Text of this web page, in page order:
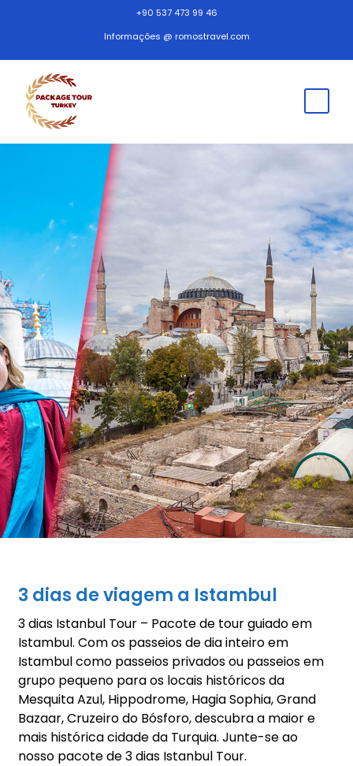
+90 537 473 99 46
Informações @ romostravel.com
3 dias de viagem a Istambul
3 dias Istanbul Tour – Pacote de tour guiado em
Istambul. Com os passeios de dia inteiro em
Istambul como passeios privados ou passeios em
grupo pequeno para os locais históricos da
Mesquita Azul, Hippodrome, Hagia Sophia, Grand
Bazaar, Cruzeiro do Bósforo, descubra a maior e
mais histórica cidade da Turquia. Junte-se ao
nosso pacote de 3 dias Istanbul Tour.